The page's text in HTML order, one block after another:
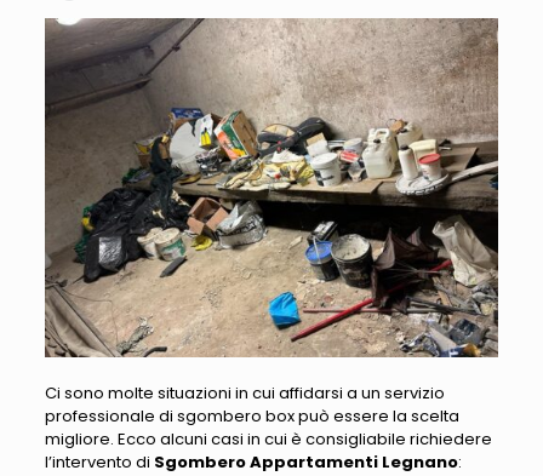
Ci sono molte situazioni in cui affidarsi a un servizio
professionale di sgombero box può essere la scelta
migliore. Ecco alcuni casi in cui è consigliabile richiedere
l’intervento di Sgombero Appartamenti Legnano: